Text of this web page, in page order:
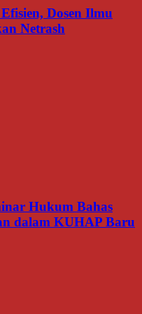
Dosen Ilmu
Netrash
Hukum Bahas
dalam KUHAP Baru